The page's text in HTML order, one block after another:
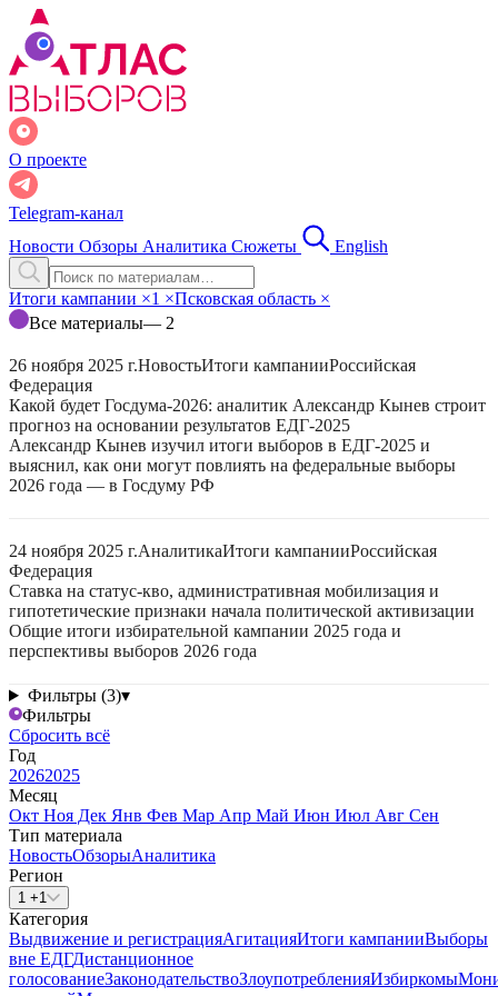
О проекте
Telegram-канал
Новости Обзоры Аналитика Сюжеты English
Итоги кампании ×1 ×Псковская область ×
Все материалы— 2
26 ноября 2025 г.НовостьИтоги кампанииРоссийская
Федерация
Какой будет Госдума-2026: аналитик Александр Кынев строит
прогноз на основании результатов ЕДГ-2025
Александр Кынев изучил итоги выборов в ЕДГ-2025 и
выяснил, как они могут повлиять на федеральные выборы
2026 года — в Госдуму РФ
24 ноября 2025 г.АналитикаИтоги кампанииРоссийская
Федерация
Ставка на статус-кво, административная мобилизация и
гипотетические признаки начала политической активизации
Общие итоги избирательной кампании 2025 года и
перспективы выборов 2026 года
Фильтры (3)▾
Фильтры
Сбросить всё
Год
20262025
Месяц
Окт Ноя Дек Янв Фев Мар Апр Май Июн Июл Авг Сен
Тип материала
НовостьОбзорыАналитика
Регион
1 +1
Категория
Выдвижение и регистрацияАгитацияИтоги кампанииВыборы
вне ЕДГДистанционное
голосованиеЗаконодательствоЗлоупотребленияИзбиркомы